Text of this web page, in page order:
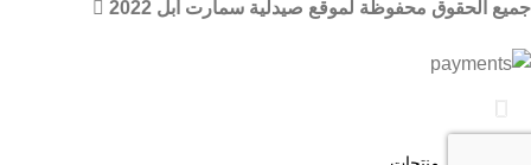
جميع الحقوق محفوظة لموقع صيدلية سمارت أبل 2022
🏠 عند شرائك من صيدليات سمارت أبل أحصل علي مكافات ونقاط